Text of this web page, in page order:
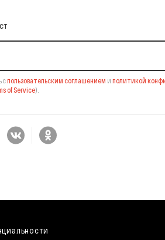
рассылку
спользовательским соглашением и политикой
of Service).